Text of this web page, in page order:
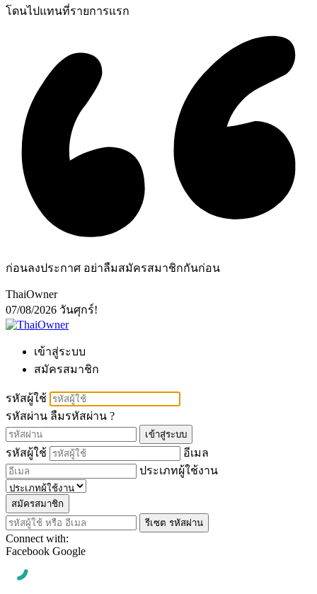
โดนไปแทนที่รายการแรก
ก่อนลงประกาศ อย่าลืมสมัครสมาชิกกันก่อน
ThaiOwner
07/08/2026 วันศุกร์!
เข้าสู่ระบบ
สมัครสมาชิก
รหัสผู้ใช้
รหัสผ่าน ลืมรหัสผ่าน ?
เข้าสู่ระบบ
รหัสผู้ใช้
อีเมล
ประเภทผู้ใช้งาน
สมัครสมาชิก
รีเซต รหัสผ่าน
Connect with:
Facebook Google